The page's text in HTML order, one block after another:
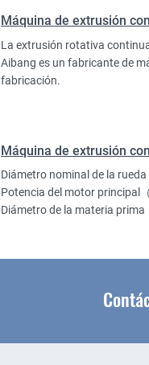
Máquina de extrusión
La extrusión rotativa
Aibang es un fabricante de
fabricación.
Máquina de extrusión
Diámetro nominal de la
Potencia del motor principal
Diámetro de la materia